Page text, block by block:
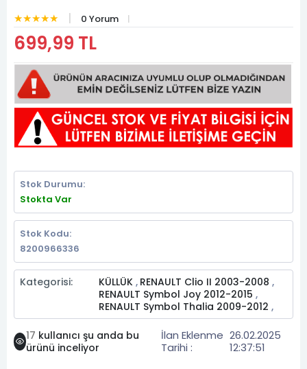
★★★★★ 0 Yorum
699,99 TL
Stok Durumu:
Stokta Var
Stok Kodu:
8200966336
Kategorisi: KÜLLÜK , RENAULT Clio II 2003-2008 ,
RENAULT Symbol Joy 2012-2015 ,
RENAULT Symbol Thalia 2009-2012 ,
17 kullanıcı şu anda bu
ürünü inceliyor
İlan Eklenme
Tarihi :
26.02.2025
12:37:51